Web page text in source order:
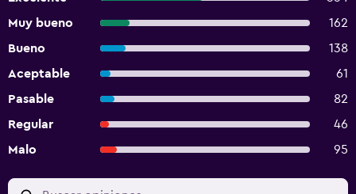
Muy bueno
162
Bueno
138
Aceptable
61
Pasable
82
Regular
46
Malo
95